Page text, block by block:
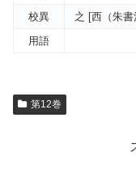
校異
之 [西（朱
用語
第12巻